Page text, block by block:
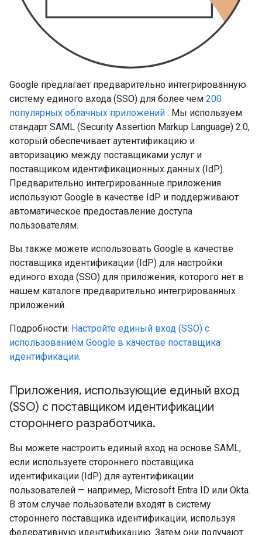
Google предлагает предварительно интегрированную
систему единого входа (SSO) для более чем 200
популярных облачных приложений . Мы используем
стандарт SAML (Security Assertion Markup Language) 2.0,
который обеспечивает аутентификацию и
авторизацию между поставщиками услуг и
поставщиком идентификационных данных (IdP).
Предварительно интегрированные приложения
используют Google в качестве IdP и поддерживают
автоматическое предоставление доступа
пользователям.
Вы также можете использовать Google в качестве
поставщика идентификации (IdP) для настройки
единого входа (SSO) для приложения, которого нет в
нашем каталоге предварительно интегрированных
приложений.
Подробности: Настройте единый вход (SSO) с
использованием Google в качестве поставщика
идентификации.
Приложения, использующие единый вход
(SSO) с поставщиком идентификации
стороннего разработчика.
Вы можете настроить единый вход на основе SAML,
если используете стороннего поставщика
идентификации (IdP) для аутентификации
пользователей — например, Microsoft Entra ID или Okta.
В этом случае пользователи входят в систему
стороннего поставщика идентификации, используя
федеративную идентификацию. Затем они получают